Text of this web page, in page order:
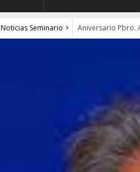
Noticias Seminario Aniversario Pbro.